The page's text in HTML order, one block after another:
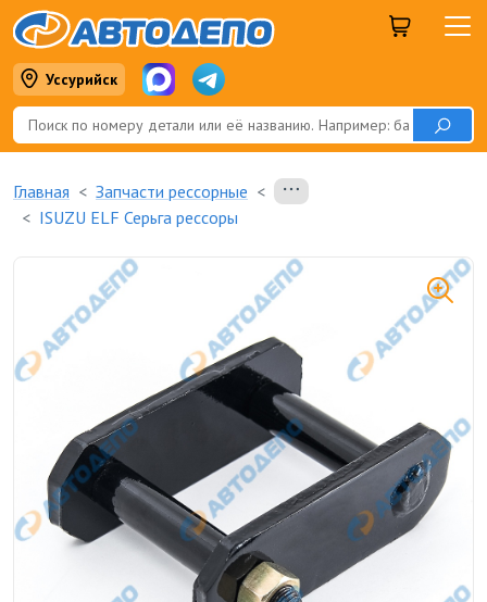
Уссурийск
Главная
Запчасти рессорные
ISUZU ELF Серьга рессоры